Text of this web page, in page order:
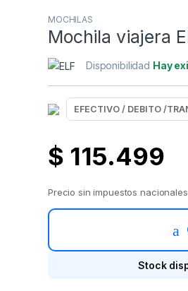
MOCHILAS
Mochila viajera
Disponibilidad Hay
$ 115.499
Precio sin impuestos
Stock